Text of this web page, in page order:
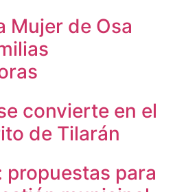
Mujer de Osa
convierte en el
de Tilarán
propuestas para